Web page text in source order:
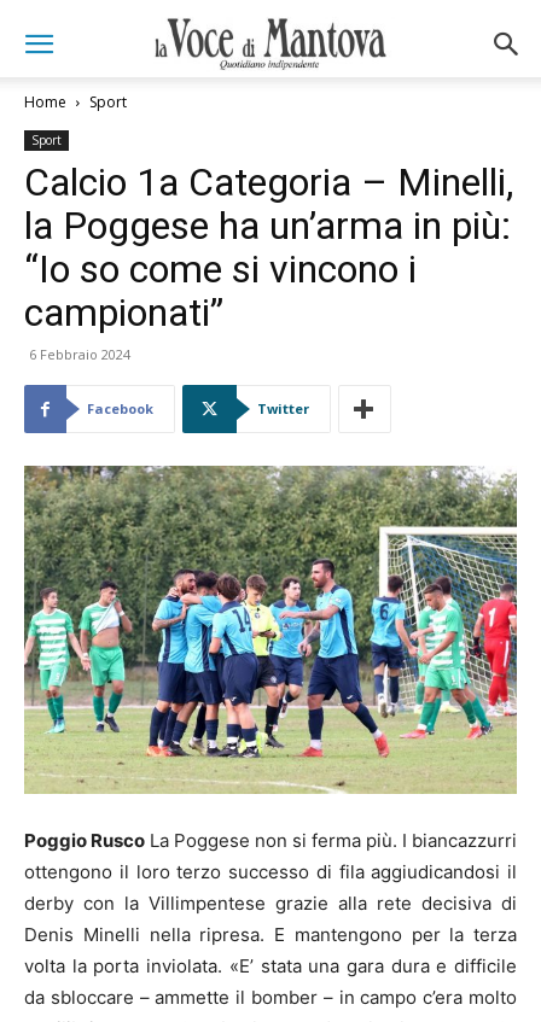
Home Sport
Sport
Calcio 1a Categoria – Minelli,
la Poggese ha un’arma in più:
“Io so come si vincono i
campionati”
6 Febbraio 2024
Facebook Twitter
Poggio Rusco La Poggese non si ferma più. I biancazzurri
ottengono il loro terzo successo di fila aggiudicandosi il
derby con la Villimpentese grazie alla rete decisiva di
Denis Minelli nella ripresa. E mantengono per la terza
volta la porta inviolata. «E’ stata una gara dura e difficile
da sbloccare – ammette il bomber – in campo c’era molto